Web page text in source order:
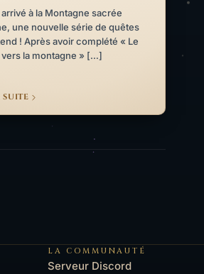
à la Montagne sacrée
une nouvelle série de quêtes
! Après avoir complété « Le
la montagne » […]
SUITE
LA COMMUNAUTÉ
Serveur Discord